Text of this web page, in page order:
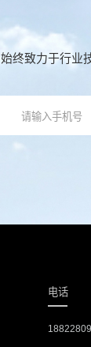
始终致力于行业
电话